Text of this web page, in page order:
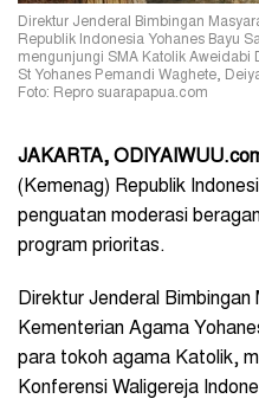
Direktur Jenderal Bimbingan
Republik Indonesia Yohanes Bayu
mengunjungi SMA Katolik Aweidabi
St Yohanes Pemandi Waghete,
Foto: Repro suarapapua.com
JAKARTA,
(Kemenag) Republik
penguatan moderasi
program prioritas.
Direktur Jenderal
Kementerian Agama
para tokoh agama Katolik,
Konferensi Waligereja